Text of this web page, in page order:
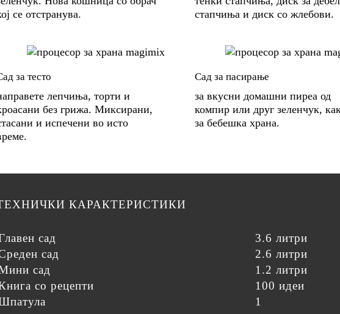
се отстранува.
за тесто
лепчиња, торти и
без грижа. Миксирани,
и испечени во исто
стапчиња и диск со жлебови.
Сад за пасирање
за вкусни домашни пиреа од
компир или друг зеленчук,
за бебешка храна.
КАРАКТЕРИСТИКИ
сад
3.6 литри
сад
2.6 литри
сад
1.2 литри
со рецепти
100 идеи
1